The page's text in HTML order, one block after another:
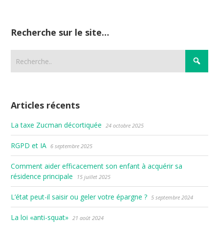
Recherche sur le site…
Articles récents
La taxe Zucman décortiquée 24 octobre 2025
RGPD et IA 6 septembre 2025
Comment aider efficacement son enfant à acquérir sa
résidence principale
15 juillet 2025
L’état peut-il saisir ou geler votre épargne ? 5 septembre 2024
La loi «anti-squat» 21 août 2024